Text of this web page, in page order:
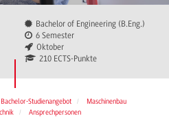
Bachelor of Engineering (B.Eng.)
6 Semester
Oktober
210 ECTS-Punkte
Bachelor-Studienangebot
Maschinenbau
Ansprechpersonen